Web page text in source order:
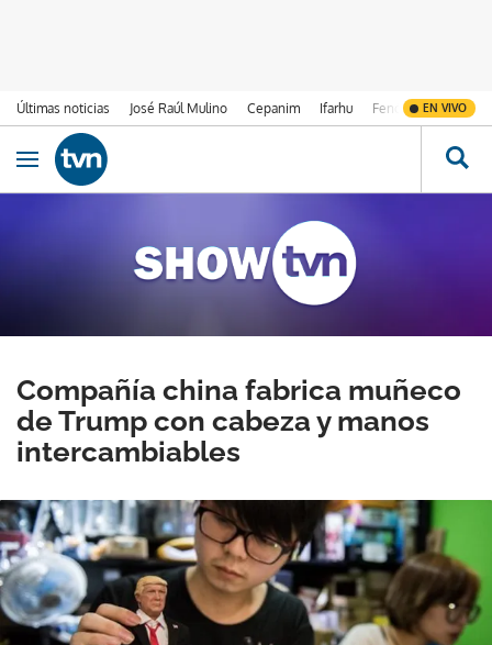
Últimas noticias José Raúl Mulino Cepanim Ifarhu Fenómeno de El
EN VIVO
Ir al contenido
Obrir navegació
Compañía china fabrica muñeco
de Trump con cabeza y manos
intercambiables